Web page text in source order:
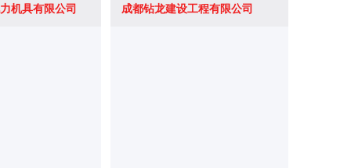
机具有限公司 成都钻龙建设工程有限公司